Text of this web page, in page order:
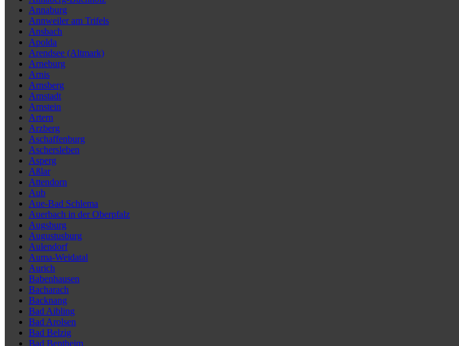
Annaburg
Annweiler am Trifels
Ansbach
Apolda
Arendsee (Altmark)
Arneburg
Arnis
Arnsberg
Arnstadt
Arnstein
Artern
Arzberg
Aschaffenburg
Aschersleben
Asperg
Aßlar
Attendorn
Aub
Aue-Bad Schlema
Auerbach in der Oberpfalz
Augsburg
Augustusburg
Aulendorf
Auma-Weidatal
Aurich
Babenhausen
Bacharach
Backnang
Bad Aibling
Bad Arolsen
Bad Belzig
Bad Bentheim